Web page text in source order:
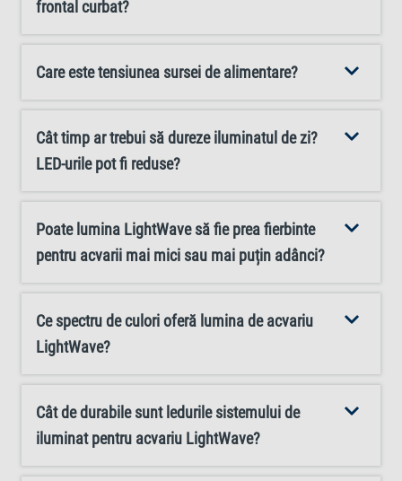
adițională Tetra LightWave Single Light, soluția perfectă
frontal curbat?
Care este tensiunea sursei de alimentare?
Cât timp ar trebui să dureze iluminatul de zi?
LED-urile pot fi reduse?
Poate lumina LightWave să fie prea fierbinte
pentru acvarii mai mici sau mai puțin adânci?
Ce spectru de culori oferă lumina de acvariu
LightWave?
Cât de durabile sunt ledurile sistemului de
iluminat pentru acvariu LightWave?